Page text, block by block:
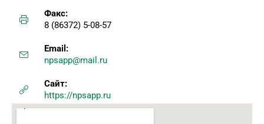
Факс:
8 (86372) 5-08-57
Email:
npsapp@mail.ru
Сайт:
https://npsapp.ru